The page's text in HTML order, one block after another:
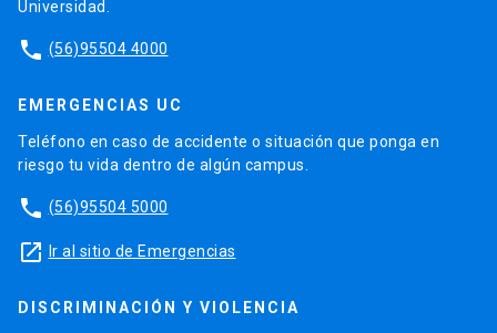
Universidad.
phone (56)95504 4000
EMERGENCIAS UC
Teléfono en caso de accidente o situación que ponga en
riesgo tu vida dentro de algún campus.
phone (56)95504 5000
launch Ir al sitio de Emergencias
DISCRIMINACIÓN Y VIOLENCIA